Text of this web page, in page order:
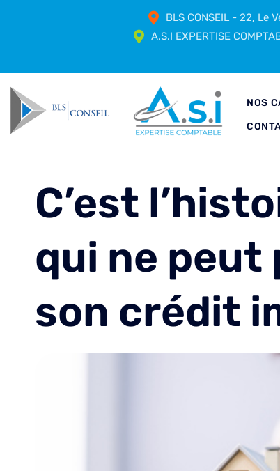
BLS CONSEIL - 22, Le
A.S.I EXPERTISE
NOS
C’est
qui ne peut
son crédit